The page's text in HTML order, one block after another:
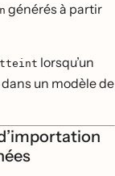
générés à partir
lorsqu’un
un modèle de